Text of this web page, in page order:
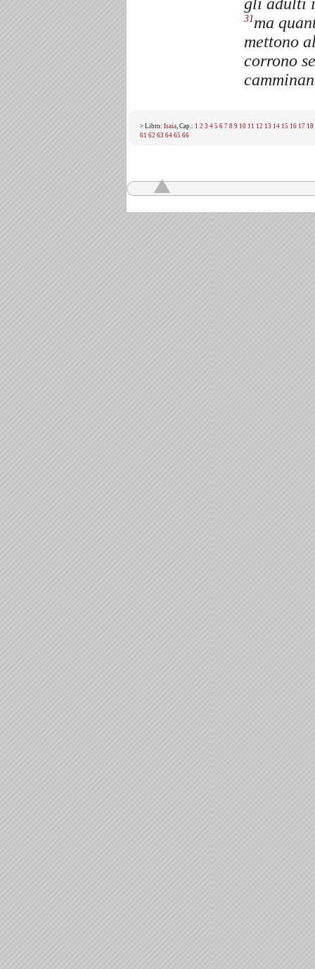
31ma
mettono
corrono
> Libro: Isaia, Cap.: 1 2 3 4 5 6 7 8 9 10 11 12 13 14 15 16 17 18
61 62 63 64 65 66